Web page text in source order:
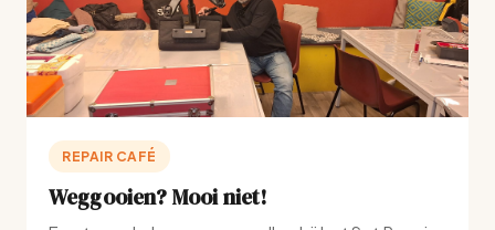
REPAIR CAFÉ
Weggooien? Mooi niet!